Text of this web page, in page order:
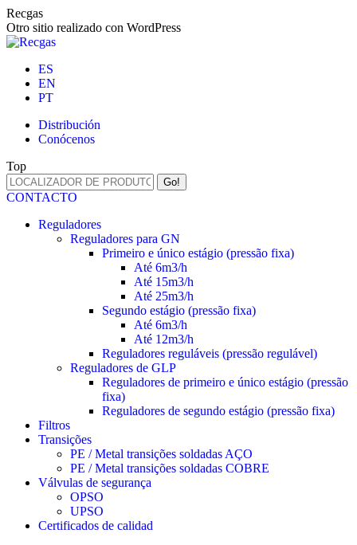
Skip
to
content
Recgas
Otro sitio realizado con WordPress
ES
EN
PT
Distribución
Conócenos
Top
Search:
CONTACTO
Reguladores
Reguladores para GN
Primeiro e único estágio (pressão fixa)
Até 6m3/h
Até 15m3/h
Até 25m3/h
Segundo estágio (pressão fixa)
Até 6m3/h
Até 12m3/h
Reguladores reguláveis (pressão regulável)
Reguladores de GLP
Reguladores de primeiro e único estágio (pressão
fixa)
Reguladores de segundo estágio (pressão fixa)
Filtros
Transições
PE / Metal transições soldadas AÇO
PE / Metal transições soldadas COBRE
Válvulas de segurança
OPSO
UPSO
Certificados de calidad